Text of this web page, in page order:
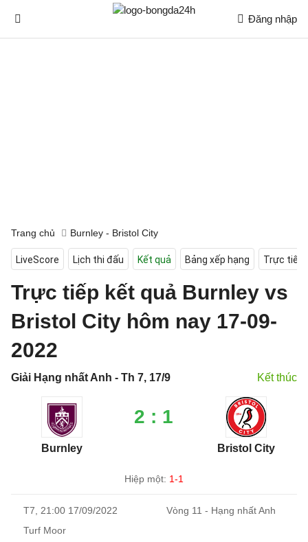
Đăng nhập
Trang chủ Burnley - Bristol City
LiveScore Lịch thi đấu Kết quả Bảng xếp hạng Trực tiếp
Trực tiếp kết quả Burnley vs
Bristol City hôm nay 17-09-
2022
Giải Hạng nhất Anh - Th 7, 17/9 Kết thúc
Burnley
2 : 1
Bristol City
Hiệp một: 1-1
T7, 21:00 17/09/2022
Vòng 11 - Hạng nhất Anh
Turf Moor